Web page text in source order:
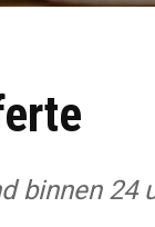
binnen 24